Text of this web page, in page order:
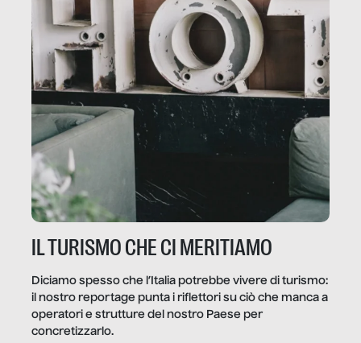
IL TURISMO CHE CI MERITIAMO
Diciamo spesso che l’Italia potrebbe vivere di turismo:
il nostro reportage punta i riflettori su ciò che manca a
operatori e strutture del nostro Paese per
concretizzarlo.